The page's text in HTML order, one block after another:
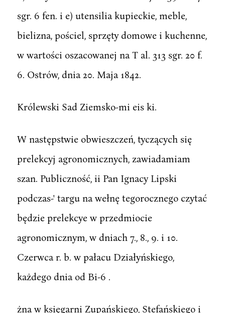
sgr. 6 fen. i e) utensilia kupieckie, meble,
bielizna, pościel, sprzęty domowe i kuchenne,
w wartości oszacowanej na T al. 313 sgr. 20 f.
6. Ostrów, dnia 20. Maja 1842.
Królewski Sad Ziemsko-mi eis ki.
W następstwie obwieszczeń, tyczących się
prelekcyj agronomicznych, zawiadamiam
szan. Publiczność, ii Pan Ignacy Lipski
podczas-' targu na wełnę tegorocznego czytać
będzie prelekcye w przedmiocie
agronomicznym, w dniach 7., 8., 9. i 10.
Czerwca r. b. w pałacu Działyńskiego,
każdego dnia od Bi-6 .
żna w księgarni Zupańskiego, Stefańskiego i